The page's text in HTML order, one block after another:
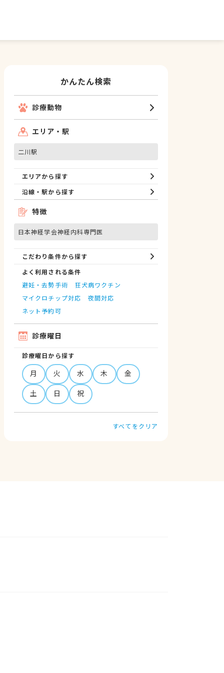
かんたん検索
診療動物
エリア・駅
二川駅
エリアから探す
沿線・駅から探す
特徴
日本神経学会神経内科専門医
こだわり条件から探す
よく利用される条件
避妊・去勢手術
狂犬病ワクチン
マイクロチップ対応
夜間対応
ネット予約可
診療曜日
診療曜日から探す
月 火 水 木
金
土
日 祝
すべてをクリア